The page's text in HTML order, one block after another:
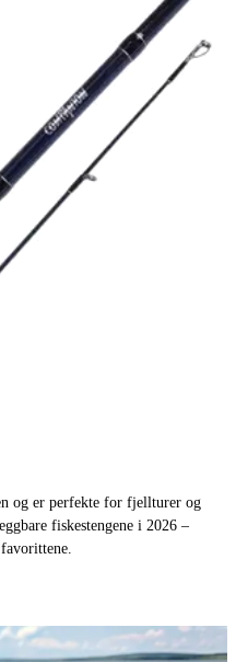
og er perfekte for fjellturer og
fiskestengene i 2026 –